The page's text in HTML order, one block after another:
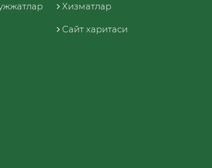
Хизматлар
Сайт харитаси